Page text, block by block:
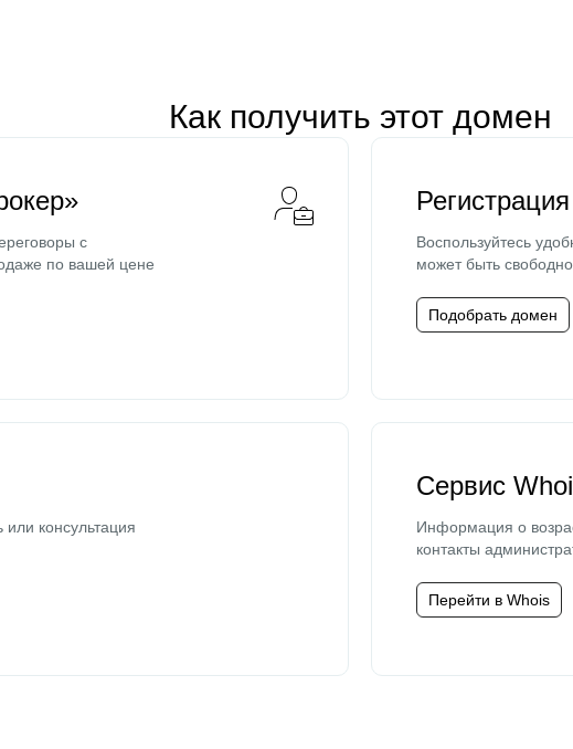
Как получить этот домен
с
по вашей цене
Воспользуйтесь
может быть
Подобрать домен
консультация
Сервис
Информация о
контакты
Перейти в Whois